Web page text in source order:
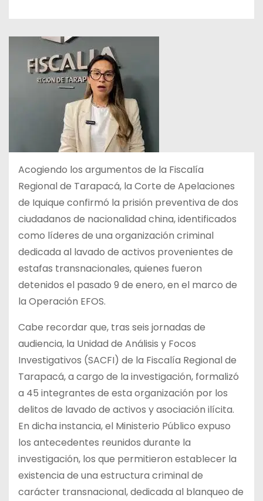
Acogiendo los argumentos de la Fiscalía
Regional de Tarapacá, la Corte de Apelaciones
de Iquique confirmó la prisión preventiva de dos
ciudadanos de nacionalidad china, identificados
como líderes de una organización criminal
dedicada al lavado de activos provenientes de
estafas transnacionales, quienes fueron
detenidos el pasado 9 de enero, en el marco de
la Operación EFOS.
Cabe recordar que, tras seis jornadas de
audiencia, la Unidad de Análisis y Focos
Investigativos (SACFI) de la Fiscalía Regional de
Tarapacá, a cargo de la investigación, formalizó
a 45 integrantes de esta organización por los
delitos de lavado de activos y asociación ilícita.
En dicha instancia, el Ministerio Público expuso
los antecedentes reunidos durante la
investigación, los que permitieron establecer la
existencia de una estructura criminal de
carácter transnacional, dedicada al blanqueo de